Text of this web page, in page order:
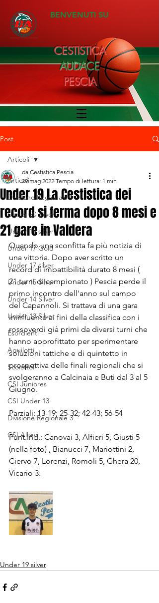
BENVENUTI SU
CESTISTICA
AUDACE
PESCIA
Post
Articoli
Divisione Regionale 1
Under 20 Silver
Under 19 silver
Under 17 Gold
Under 17 silver
Under 15 Silver
Under 14 Silver
Under 13 Silver
Esordienti
Aquilotti
Scoiattoli
CSI Juniores
CSI Under 13
Divisione Regionale 3
CSI Allievi
Articoli
Under 19 La Cestistica dei
record si ferma dopo 8 mesi e
21 gare in Valdera
da Cestistica Pescia
29 mag 2022 Tempo di lettura: 1 min
Quando una sconfitta fa più notizia di
una vittoria. Dopo aver scritto un
record di imbattibilità durato 8 mesi (
21 turni di campionato ) Pescia perde il
primo incontro dell'anno sul campo
del Capannoli. Si trattava di una gara
ininfluente ai fini della classifica con i
rossoverdi già primi da diversi turni che
hanno approfittato per sperimentare
soluzioni tattiche e di quintetto in
prospettiva delle finali regionali che si
svolgeranno a Calcinaia e Buti dal 3 al 5
Giugno.
Parziali: 13-19; 25-32; 42-43; 56-54
Punt.Ind.: Canovai 3, Alfieri 5, Giusti 5
(nella foto) , Bianucci 7, Mariottini 2,
Ciervo 7, Lorenzi, Romoli 5, Ghera 20,
Vicario 3.
Under 19 silver